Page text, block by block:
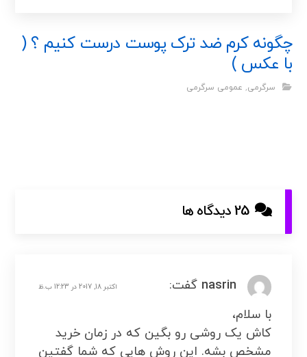
چگونه کرم ضد ترک پوست درست کنیم ؟ (
با عکس )
سرگرمی, عمومی سرگرمی
25 دیدگاه ها
nasrin گفت: اکتبر 18, 2017 در 12:23 ب.ظ
با سلام،
کاش یک روشی رو بگین که در زمان خرید
مشخص بشه. این روش هایی که شما گفتین